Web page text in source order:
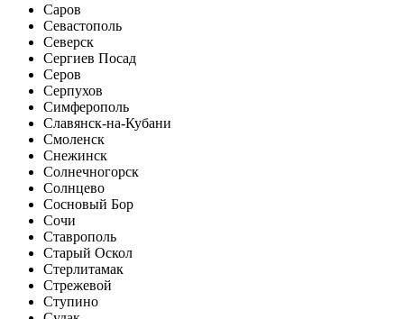
Саров
Севастополь
Северск
Сергиев Посад
Серов
Серпухов
Симферополь
Славянск-на-Кубани
Смоленск
Снежинск
Солнечногорск
Солнцево
Сосновый Бор
Сочи
Ставрополь
Старый Оскол
Стерлитамак
Стрежевой
Ступино